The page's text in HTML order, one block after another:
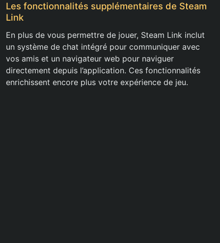
Les fonctionnalités supplémentaires de Steam
Link
En plus de vous permettre de jouer, Steam Link inclut
un système de chat intégré pour communiquer avec
vos amis et un navigateur web pour naviguer
directement depuis l’application. Ces fonctionnalités
enrichissent encore plus votre expérience de jeu.